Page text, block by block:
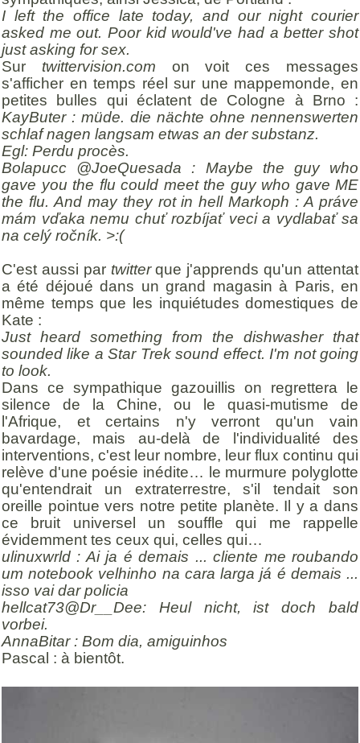
I left the office late today, and our night courier
asked me out. Poor kid would've had a better shot
just asking for sex.
Sur twittervision.com on voit ces messages
s'afficher en temps réel sur une mappemonde, en
petites bulles qui éclatent de Cologne à Brno :
KayButer : müde. die nächte ohne nennenswerten
schlaf nagen langsam etwas an der substanz.
Egl: Perdu procès.
Bolapucc @JoeQuesada : Maybe the guy who
gave you the flu could meet the guy who gave ME
the flu. And may they rot in hell Markoph : A práve
mám vďaka nemu chuť rozbíjať veci a vydlabať sa
na celý ročník. >:(
C'est aussi par twitterque j'apprends qu'un attentat
a été déjoué dans un grand magasin à Paris, en
même temps que les inquiétudes domestiques de
Kate :
Just heard something from the dishwasher that
sounded like a Star Trek sound effect. I'm not going
to look.
Dans ce sympathique gazouillis on regrettera le
silence de la Chine, ou le quasi-mutisme de
l'Afrique, et certains n'y verront qu'un vain
bavardage, mais au-delà de l'individualité des
interventions, c'est leur nombre, leur flux continu qui
relève d'une poésie inédite… le murmure polyglotte
qu'entendrait un extraterrestre, s'il tendait son
oreille pointue vers notre petite planète. Il y a dans
ce bruit universel un souffle qui me rappelle
évidemment tes ceux qui, celles qui…
ulinuxwrld : Ai ja é demais ... cliente me roubando
um notebook velhinho na cara larga já é demais ...
isso vai dar policia
hellcat73@Dr__Dee: Heul nicht, ist doch bald
vorbei.
AnnaBitar : Bom dia, amiguinhos
Pascal : à bientôt.